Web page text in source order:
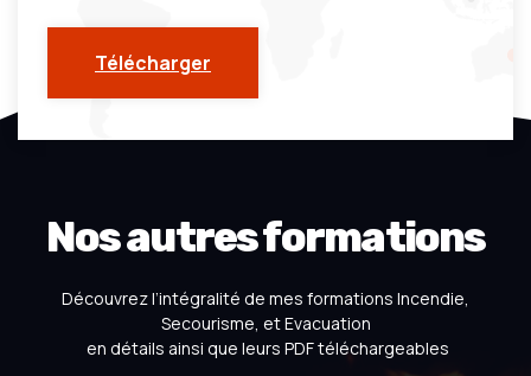
Télécharger
Nos autres formations
Découvrez l’intégralité de mes formations Incendie,
Secourisme, et Evacuation
en détails ainsi que leurs PDF téléchargeables